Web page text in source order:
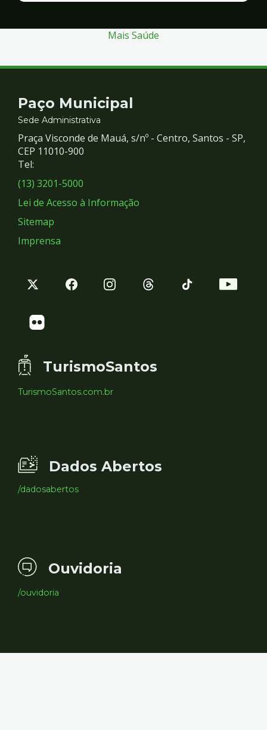
Segurança
Mais Saúde
Contato
e
Redes
Sociais
Paço Municipal
Sede Administrativa
Praça Visconde de Mauá, s/nº - Centro, Santos - SP,
CEP 11010-900
Tel:
(13) 3201-5000
Lei de Acesso à Informação
Sitemap
Imprensa
TurismoSantos
TurismoSantos.com.br
Dados Abertos
/dadosabertos
Ouvidoria
/ouvidoria